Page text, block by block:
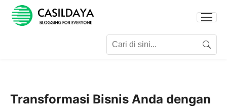
Search
Transformasi Bisnis Anda dengan